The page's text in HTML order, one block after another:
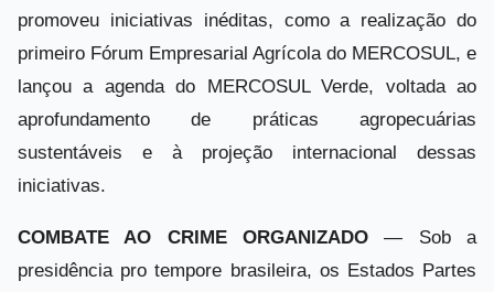
promoveu iniciativas inéditas, como a realização do
primeiro Fórum Empresarial Agrícola do MERCOSUL, e
lançou a agenda do MERCOSUL Verde, voltada ao
aprofundamento de práticas agropecuárias
sustentáveis e à projeção internacional dessas
iniciativas.
COMBATE AO CRIME ORGANIZADO — Sob a
presidência pro tempore brasileira, os Estados Partes